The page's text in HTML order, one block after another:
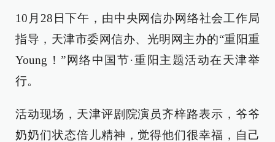
10月28日下午，由中央网信办网络社会工作局
指导，天津市委网信办、光明网主办的“重阳重
Young！”网络中国节·重阳主题活动在天津举
行。
活动现场，天津评剧院演员齐梓路表示，爷爷
奶奶们状态倍儿精神，觉得他们很幸福，自己